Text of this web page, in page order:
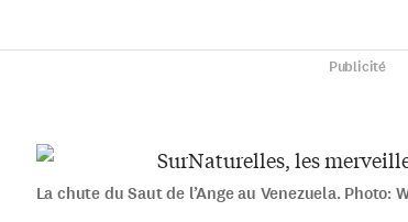
Publicité
La chute du Saut de l’Ange au Venezuela. Photo: